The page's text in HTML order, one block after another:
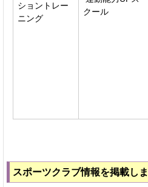
ショントレー
ニング
クール
スポーツクラブ情報を掲載し